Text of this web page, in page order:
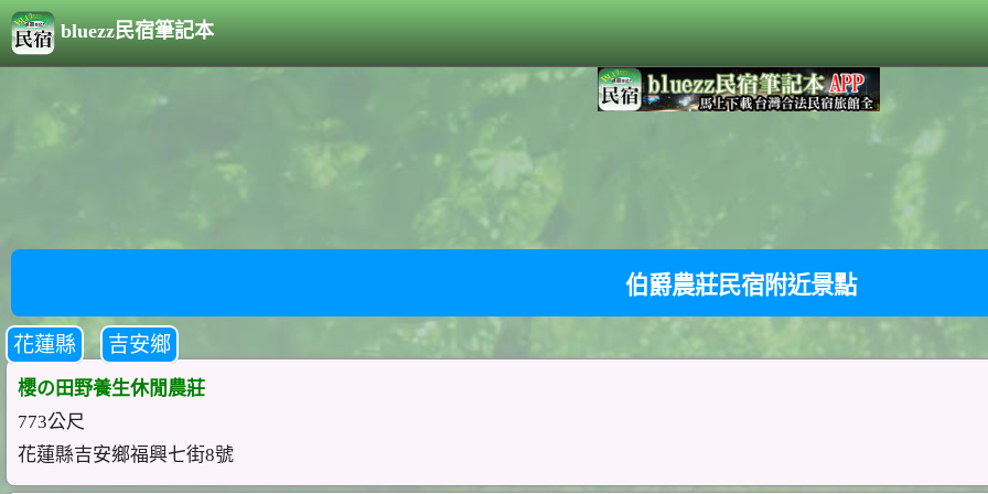
bluezz民宿筆記本
伯爵農莊民宿附近景點
花蓮縣 吉安鄉
櫻の田野養生休閒農莊
773公尺
花蓮縣吉安鄉福興七街8號